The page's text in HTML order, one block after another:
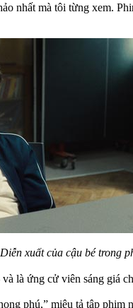
nhất mà tôi từng xem.
xuất của cậu bé trong
là ứng cử viên sáng giá
phú,” miêu tả tập